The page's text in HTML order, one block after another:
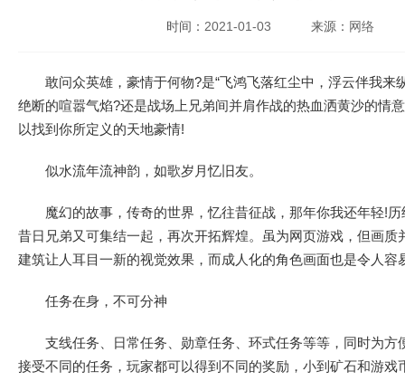
时间： 2021-01-03 来源： 网络
敢问众英雄，豪情于何物?是“飞鸿飞落红尘中，浮云伴我来
绝断的喧嚣气焰?还是战场上兄弟间并肩作战的热血洒黄沙的情
以找到你所定义的天地豪情!
似水流年流神韵，如歌岁月忆旧友。
魔幻的故事，传奇的世界，忆往昔征战，那年你我还年轻!历
昔日兄弟又可集结一起，再次开拓辉煌。虽为网页游戏，但画
建筑让人耳目一新的视觉效果，而成人化的角色画面也是令人容
任务在身，不可分神
支线任务、日常任务、勋章任务、环式任务等等，同时为方
接受不同的任务，玩家都可以得到不同的奖励，小到矿石和游